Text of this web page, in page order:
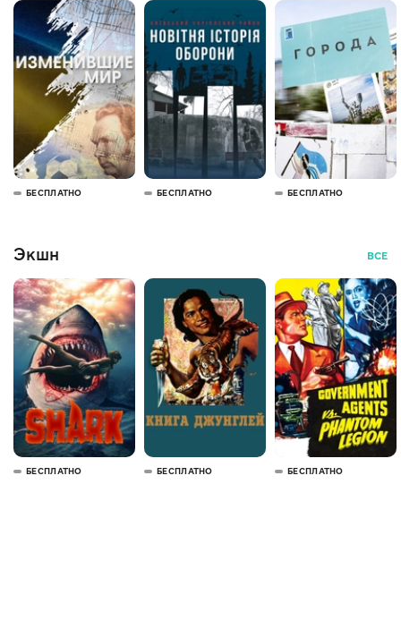
БЕСПЛАТНО БЕСПЛАТНО БЕСПЛАТНО
Экшн ВСЕ
БЕСПЛАТНО БЕСПЛАТНО БЕСПЛАТНО